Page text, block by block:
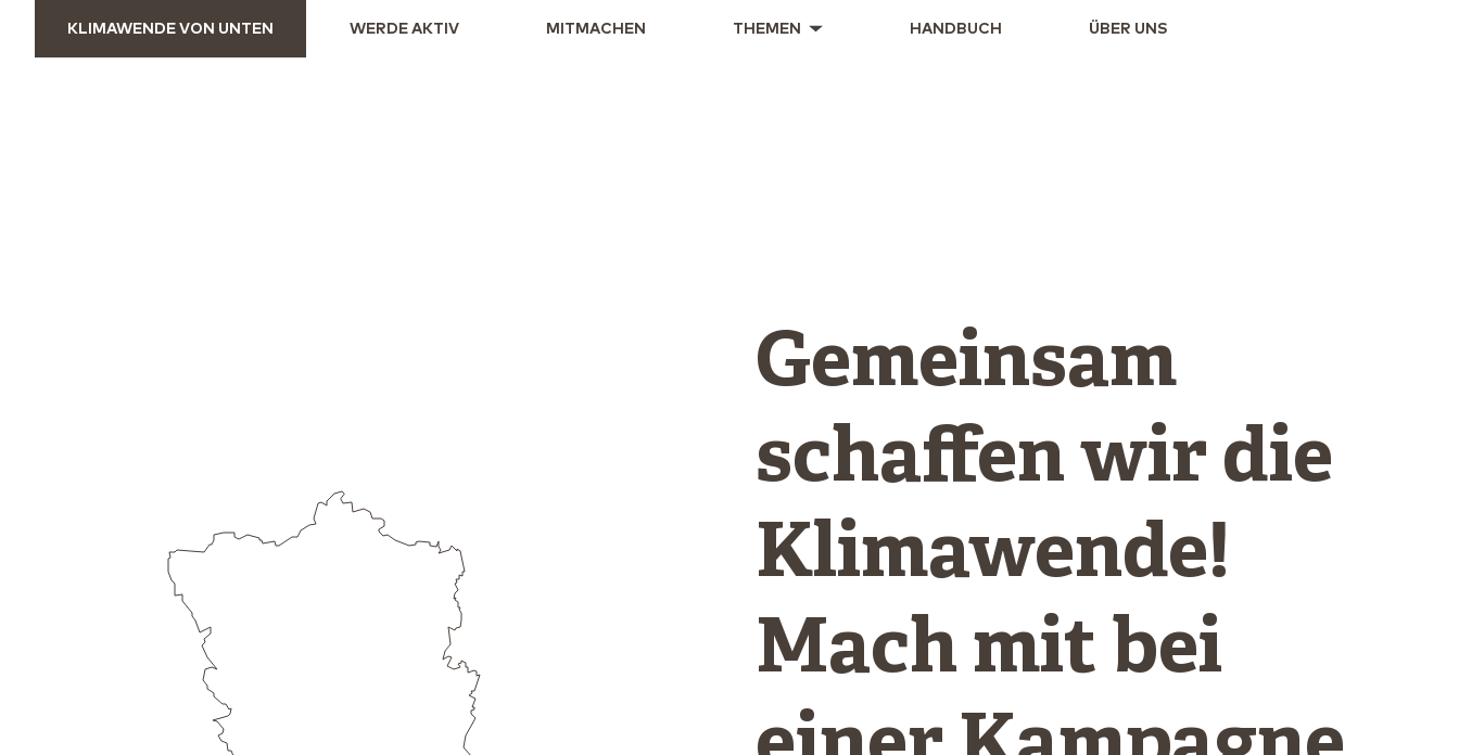
KLIMAWENDE VON UNTEN WERDE AKTIV MITMACHEN THEMEN HANDBUCH ÜBER UNS
Gemeinsam
schaffen wir die
Klimawende!
Mach mit bei